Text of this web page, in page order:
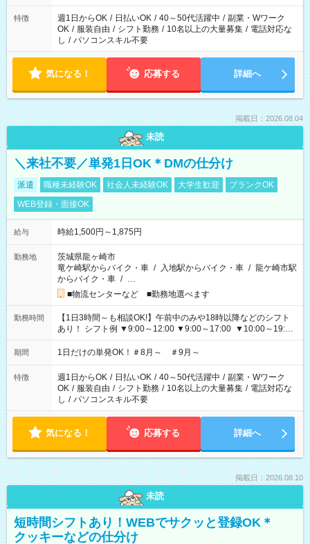
特徴 週1日からOK / 日払いOK / 40～50代活躍中 / 副業・Wワーク
OK / 服装自由 / シフト勤務 / 10名以上の大量募集 / 電話対応な
し / パソコンスキル不要
気になる！ 応募する 詳細へ
掲載日：2026.08.04
未読
＼来社不要／単発1日OK＊DMの仕分け
派遣 職種未経験OK 社会人未経験OK 大学生歓迎
ブランクOK
WEB登録・面接OK
給与 時給1,500円～1,875円
勤務地
茨城県龍ヶ崎市
竜ケ崎駅からバイク・車 / 入地駅からバイク・車 / 龍ケ崎市駅
からバイク・車 / …
■物流センターなど ■勤務地選べます
勤務時間
【1日3時間～も相談OK!】午前中のみや18時以降などのシフト
あり！ シフト例 ▼9:00～12:00 ▼9:00～17:00 ▼10:00～19:00
▼18:00～21:00
期間 1日だけの単発OK！＃8月～ ＃9月～
特徴 週1日からOK / 日払いOK / 40～50代活躍中 / 副業・Wワーク
OK / 服装自由 / シフト勤務 / 10名以上の大量募集 / 電話対応な
し / パソコンスキル不要
気になる！ 応募する 詳細へ
掲載日：2026.08.10
未読
短時間シフトあり！WEBでサクッと登録OK＊
クッキーなどの仕分け